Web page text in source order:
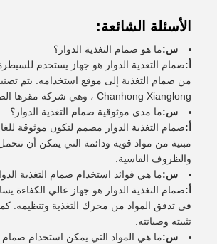
الأسئلة الشائعة:
س:ما هو صمام التغذية الدوار؟
أ:صمام التغذية الدوار هو جهاز يستخدم
من صمام التغذية إلى موقع استخدامه. يتم
Chanhong Xianglong ، وهي شركة مقرها الصين.
س:ما مدى موثوقية صمام التغذية الدوار؟
أ:صمام التغذية الدوار مصمم لتكون موثوقة
مبنية من مواد قوية ودائمة التي يمكن أن
والظروف القاسية.
س:ما هي فوائد استخدام صمام التغذية
أ:صمام التغذية الدوار هو جهاز عالي الكفاءة
في تدفق المواد من محرك التغذية وتنظيمه.
تثبيته وصيانته.
س:ما هي المواد التي يمكن استخدام صمام